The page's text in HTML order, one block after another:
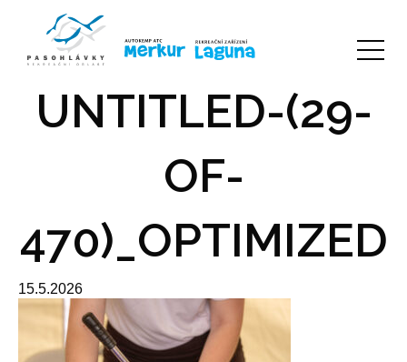
UNTITLED-(29-
OF-
470)_OPTIMIZED
15.5.2026